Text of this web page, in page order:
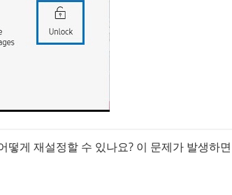
게 재설정할 수 있나요? 이 문제가 발생하